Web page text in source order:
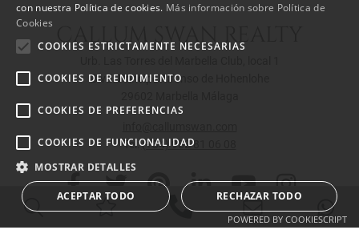
CALLUM SWAN REALTY
Blvd. Principe Alfonso de Hohenlohe
Tel:(+34) 952 81 06 08
SPANISH
con nuestra Política de cookies. Más información sobre Política de
Cookies
COOKIES ESTRICTAMENTE NECESARIAS
COOKIES DE RENDIMIENTO
COOKIES DE PREFERENCIAS
COOKIES DE FUNCIONALIDAD
MOSTRAR DETALLES
ACEPTAR TODO RECHAZAR TODO
POWERED BY COOKIESCRIPT